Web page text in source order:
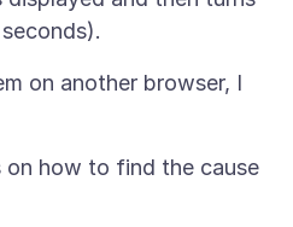
on another browser, I
on how to find the cause